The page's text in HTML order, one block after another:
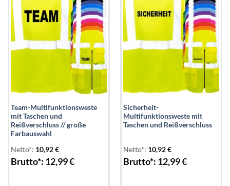
Team-Multifunktionsweste
mit Taschen und
Reißverschluss // große
Farbauswahl
Netto*: 10,92€
Brutto*: 12,99€
Sicherheit-
Multifunktionsweste mit
Taschen und Reißverschluss
Netto*: 10,92€
Brutto*: 12,99€